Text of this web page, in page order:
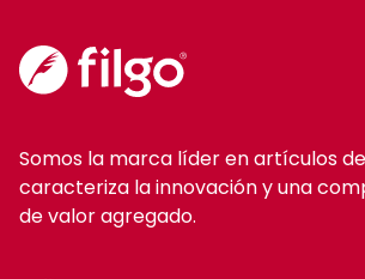
Somos la marca líder en artículos
caracteriza la innovación y una
de valor agregado.